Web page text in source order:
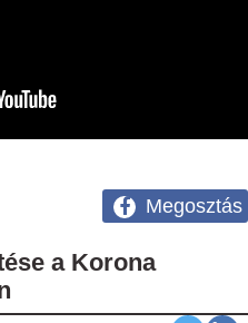
Megosztás
a Korona